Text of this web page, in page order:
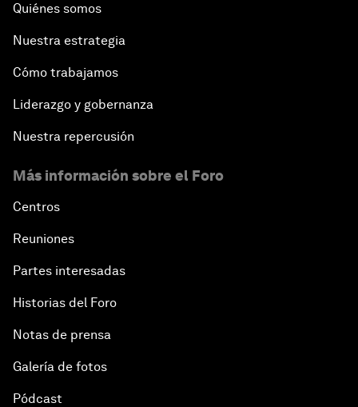
Quiénes somos
Nuestra estrategia
Cómo trabajamos
Liderazgo y gobernanza
Nuestra repercusión
Más información sobre el Foro
Centros
Reuniones
Partes interesadas
Historias del Foro
Notas de prensa
Galería de fotos
Pódcast